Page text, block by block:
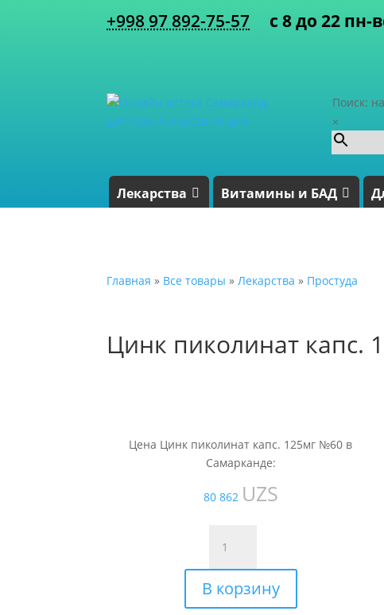
+998 97 892-75-57 с 8 до 22 пн-
Поиск:
×
Лекарства Витамины и БАД
Главная » Все товары » Лекарства » Простуда
Цинк пиколинат капс.
Цена Цинк пиколинат капс. 125мг №60 в
Самарканде:
80 862 UZS
товара
Цинк
пиколинат
капс.
В корзину